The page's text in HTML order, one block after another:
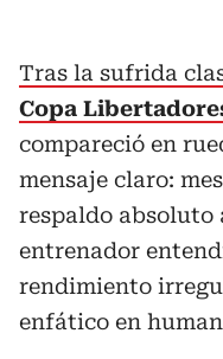
Tras la sufrida
Copa
compareció en
mensaje claro:
respaldo absoluto
entrenador
rendimiento
enfático en